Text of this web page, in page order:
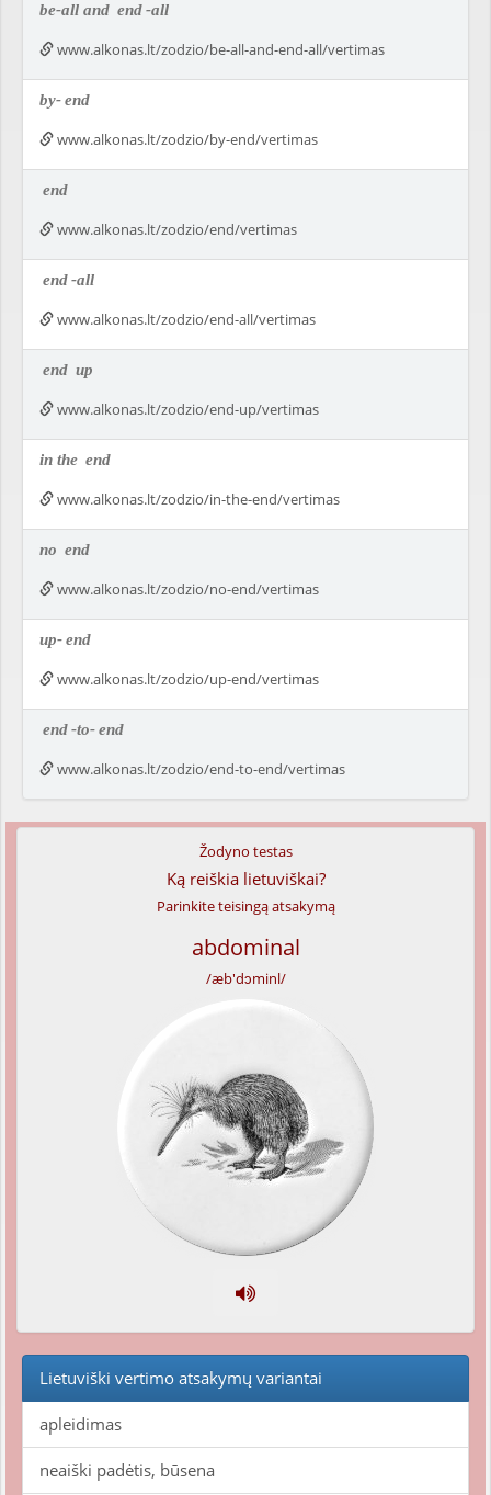
be-all and end-all
www.alkonas.lt/zodzio/be-all-and-end-all/vertimas
by-end
www.alkonas.lt/zodzio/by-end/vertimas
end
www.alkonas.lt/zodzio/end/vertimas
end-all
www.alkonas.lt/zodzio/end-all/vertimas
end up
www.alkonas.lt/zodzio/end-up/vertimas
in the end
www.alkonas.lt/zodzio/in-the-end/vertimas
no end
www.alkonas.lt/zodzio/no-end/vertimas
up-end
www.alkonas.lt/zodzio/up-end/vertimas
end-to-end
www.alkonas.lt/zodzio/end-to-end/vertimas
Žodyno testas
Ką reiškia lietuviškai?
Parinkite teisingą atsakymą
abdominal
/æb'dɔminl/
Lietuviški vertimo atsakymų variantai
apleidimas
neaiški padėtis, būsena